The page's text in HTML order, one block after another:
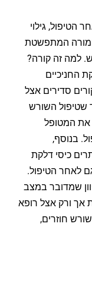
הטיפול, גילוי
חמורה המתפשטת
למה זה קורה?
החניכיים
סדירים אצל
שטיפול השורש
את המטופל
בנוסף,
כיסי דלקת
לאחר הטיפול.
שמדובר במצב
אך ורק אצל רופא
חוזרים,